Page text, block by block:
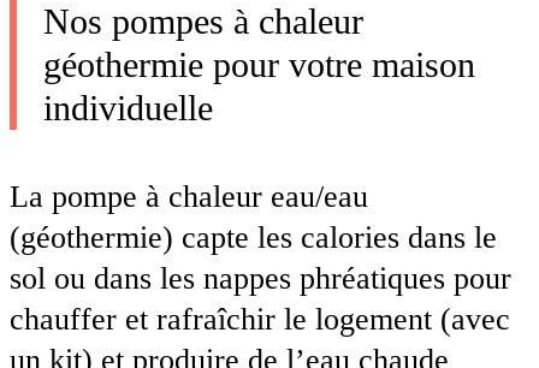
Nos pompes à chaleur
géothermie pour votre maison
individuelle
La pompe à chaleur eau/eau
(géothermie) capte les calories dans le
sol ou dans les nappes phréatiques pour
chauffer et rafraîchir le logement (avec
un kit) et produire de l’eau chaude